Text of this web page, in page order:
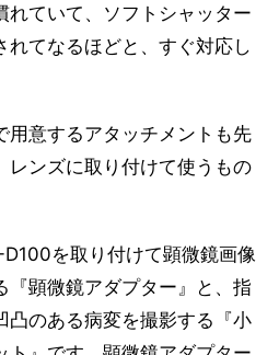
れていて、ソフトシャッター
れてなるほどと、すぐ対応し
用意するアタッチメントも先
レンズに取り付けて使うもの
D100を取り付けて顕微鏡画像
『顕微鏡アダプター』と、指
凸のある病変を撮影する『小